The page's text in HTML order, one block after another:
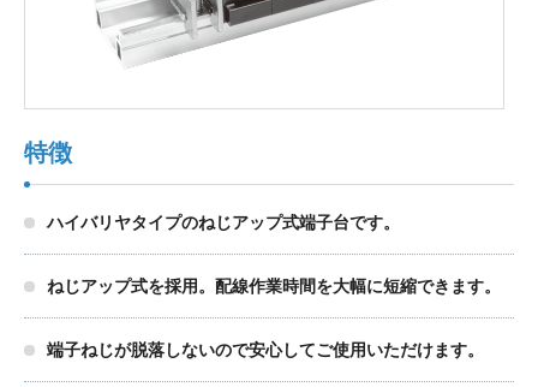
東朋テクノロジーサイトへ
製品検索
品質への取り組み 環境方針について
個人情報保護方針
特徴
ハイバリヤタイプのねじアップ式端子台です。
ねじアップ式を採用。配線作業時間を大幅に短縮できます。
端子ねじが脱落しないので安心してご使用いただけます。